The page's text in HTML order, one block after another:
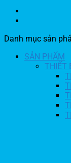
Danh mục sản
SẢN PHẨM
THIẾT